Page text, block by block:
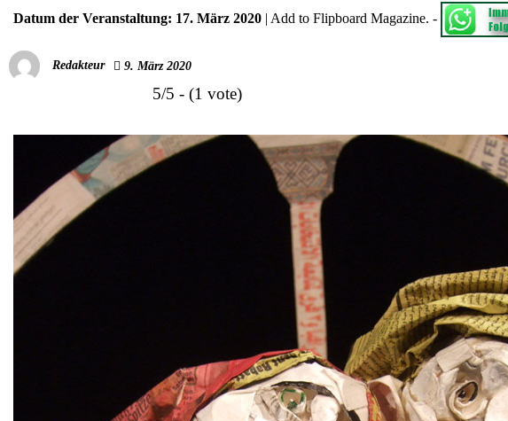
Datum der Veranstaltung: 17. März 2020 | Add to Flipboard Magazine. -
Redakteur 9. März 2020
5/5 - (1 vote)